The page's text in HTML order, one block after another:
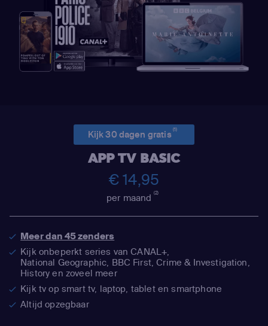
Kijk 30 dagen gratis(1)
APP TV BASIC
€ 14,95
per maand(2)
Meer dan 45 zenders
Kijk onbeperkt series van CANAL+,
National Geographic, BBC First, Crime & Investigation,
History en zoveel meer
Kijk tv op smart tv, laptop, tablet en smartphone
Altijd opzegbaar